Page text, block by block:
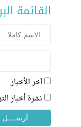
القائمة
آخر الأخبار
نشرة أخبار